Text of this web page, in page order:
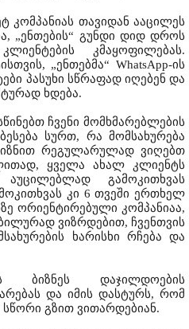
კომპანიას თავიდან ააცილეს
„ენთების“ გუნდი დიდ დროს
კმაყოფილებას.
„ენთებმა“ WhatsApp-ის
პასუხი სწრაფად იღებენ და
ხდება.
ჩვენი მომხმარებლების
სურთ, რა მომსახურება
რეგულარულად ვიღებთ
ყველა ახალ კლიენტს
გამოკითხვას
კი 6 თვეში ერთხელ
ორიენტირებული კომპანიაა,
ვიზრდებით, ჩვენთვის
ხარისხი რჩება და
ბიზნეს დაჯილდოების
და იმის დასტურს, რომ
სწორი გზით ვითარდებიან.